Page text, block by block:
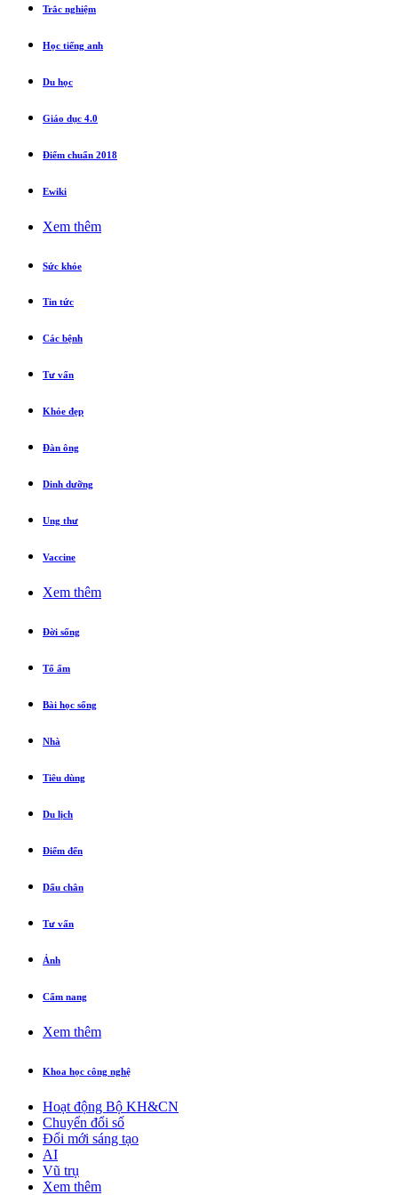
Trắc nghiệm
Học tiếng anh
Du học
Giáo dục 4.0
Điểm chuẩn 2018
Ewiki
Xem thêm
Sức khỏe
Tin tức
Các bệnh
Tư vấn
Khỏe đẹp
Đàn ông
Dinh dưỡng
Ung thư
Vaccine
Xem thêm
Đời sống
Tổ ấm
Bài học sống
Nhà
Tiêu dùng
Du lịch
Điểm đến
Dấu chân
Tư vấn
Ảnh
Cẩm nang
Xem thêm
Khoa học công nghệ
Hoạt động Bộ KH&CN
Chuyển đổi số
Đổi mới sáng tạo
AI
Vũ trụ
Xem thêm